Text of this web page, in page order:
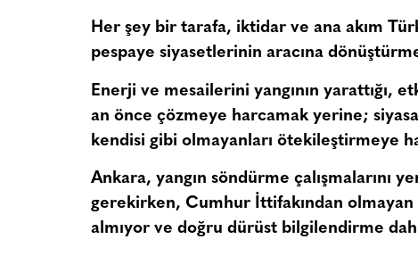
Her şey bir tarafa, iktidar ve ana akım
pespaye siyasetlerinin aracına
Enerji ve mesailerini yangının yarattığı,
an önce çözmeye harcamak yerine;
kendisi gibi olmayanları ötekileştirmeye
Ankara, yangın söndürme
gerekirken, Cumhur İttifakından
almıyor ve doğru dürüst bilgilendirme